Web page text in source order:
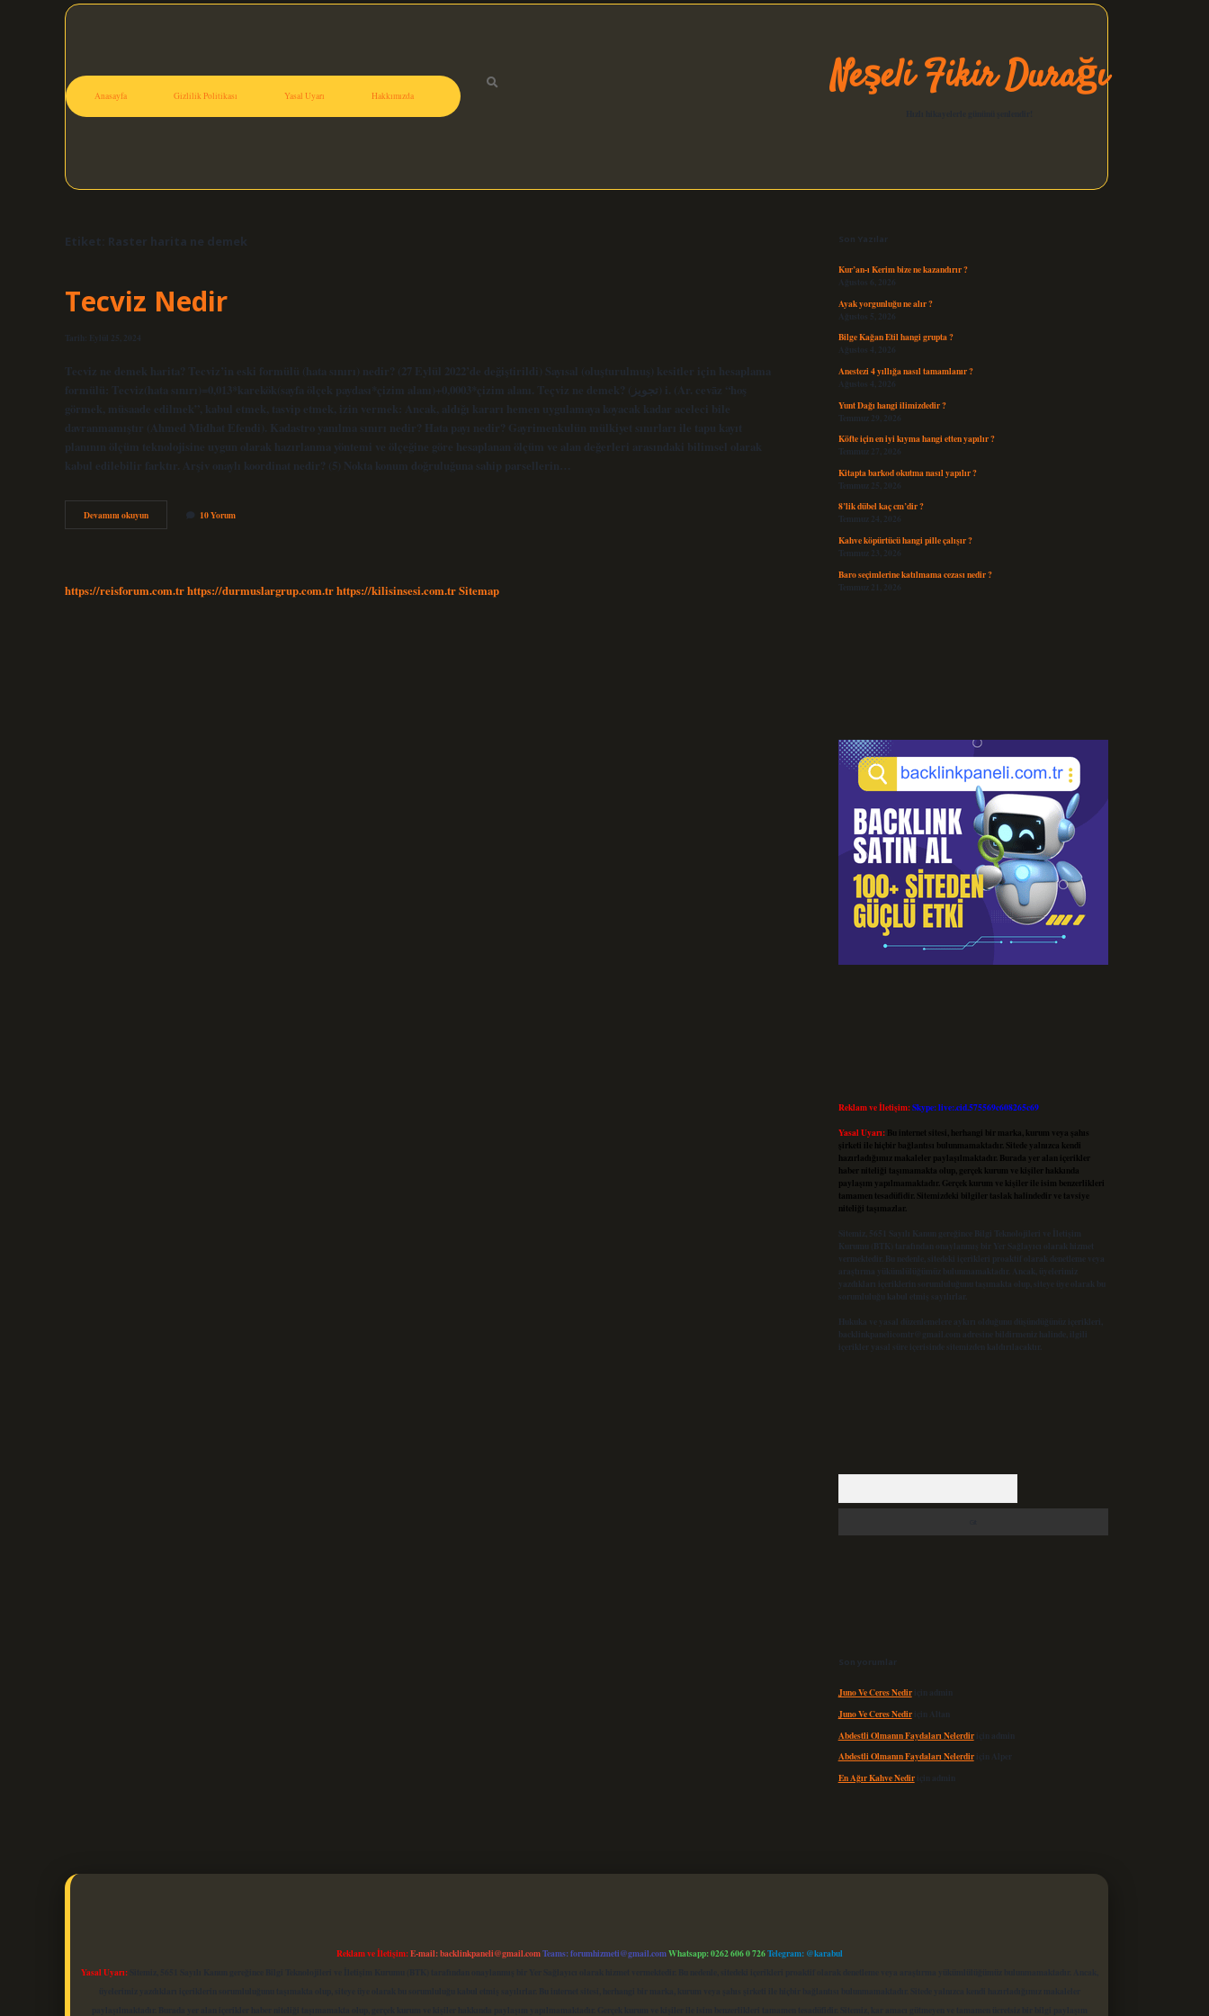
Anasayfa Gizlilik Politikası Yasal Uyarı Hakkımızda Neşeli Fikir Durağı
Etiket: Raster harita ne demek
Tecviz Nedir
Tarih: Eylül 25, 2024
Tecviz ne demek harita? Tecviz’in eski formülü (hata sınırı) nedir? (27 Eylül 2022’de değiştirildi) Sayısal (oluşturulmuş) kesitler için hesaplama
formülü: Tecviz(hata sınırı)=0,013*karekök(sayfa ölçek paydası*çizim alanı)+0,0003*çizim alanı. Teçviz ne demek? (ﺗﺠﻮﻳﺰ) i. (Ar. cevāz “hoş
görmek, müsaade edilmek”, kabul etmek, tasvip etmek, izin vermek: Ancak, aldığı kararı hemen uygulamaya koyacak kadar aceleci bile
davranmamıştır (Ahmed Midhat Efendi). Kadastro yanılma sınırı nedir? Hata payı nedir? Gayrimenkulün mülkiyet sınırları ile tapu kayıt
planının ölçüm teknolojisine uygun olarak hazırlanma yöntemi ve ölçeğine göre hesaplanan ölçüm ve alan değerleri arasındaki bilimsel olarak
kabul edilebilir farktır. Arşiv onaylı koordinat nedir? (5) Nokta konum doğruluğuna sahip parsellerin…
Devamını okuyunTecviz
Nedir
10 Yorum
https://reisforum.com.trhttps://durmuslargrup.com.trhttps://kilisinsesi.com.trSitemap
Son Yazılar
Kur’an-ı Kerim bize ne kazandırır ?
Ağustos 6, 2026
Ayak yorgunluğu ne alır ?
Ağustos 5, 2026
Bilge Kağan Etil hangi grupta ?
Ağustos 4, 2026
Anestezi 4 yıllığa nasıl tamamlanır ?
Ağustos 4, 2026
Yunt Dağı hangi ilimizdedir ?
Temmuz 29, 2026
Köfte için en iyi kıyma hangi etten yapılır ?
Temmuz 27, 2026
Kitapta barkod okutma nasıl yapılır ?
Temmuz 25, 2026
8’lik dübel kaç cm’dir ?
Temmuz 24, 2026
Kahve köpürtücü hangi pille çalışır ?
Temmuz 23, 2026
Baro seçimlerine katılmama cezası nedir ?
Temmuz 21, 2026
Reklam ve İletişim:Skype: live:.cid.575569c608265c69
Yasal Uyarı: Bu internet sitesi, herhangi bir marka, kurum veya şahıs
şirketi ile hiçbir bağlantısı bulunmamaktadır. Sitede yalnızca kendi
hazırladığımız makaleler paylaşılmaktadır. Burada yer alan içerikler
haber niteliği taşımamakta olup, gerçek kurum ve kişiler hakkında
paylaşım yapılmamaktadır. Gerçek kurum ve kişiler ile isim benzerlikleri
tamamen tesadüfidir. Sitemizdeki bilgiler taslak halindedir ve tavsiye
niteliği taşımazlar.
Sitemiz, 5651 Sayılı Kanun gereğince Bilgi Teknolojileri ve İletişim
Kurumu (BTK) tarafından onaylanmış bir Yer Sağlayıcı olarak hizmet
vermektedir. Bu nedenle, sitedeki içerikleri proaktif olarak denetleme veya
araştırma yükümlülüğümüz bulunmamaktadır. Ancak, üyelerimiz
yazdıkları içeriklerin sorumluluğunu taşımakta olup, siteye üye olarak bu
sorumluluğu kabul etmiş sayılırlar.
Hukuka ve yasal düzenlemelere aykırı olduğunu düşündüğünüz içerikleri,
backlinkpanelicomtr@gmail.com adresine bildirmeniz halinde, ilgili
içerikler yasal süre içerisinde sitemizden kaldırılacaktır.
Son yorumlar
Juno Ve Ceres Nediriçin admin
Juno Ve Ceres Nediriçin Altan
Abdestli Olmanın Faydaları Nelerdiriçin admin
Abdestli Olmanın Faydaları Nelerdiriçin Alper
En Ağır Kahve Nediriçin admin
Reklam ve İletişim:E-mail:backlinkpaneli@gmail.comTeams:forumhizmeti@gmail.comWhatsapp: 0262 606 0 726Telegram: @karabul
Yasal Uyarı:Sitemiz, 5651 Sayılı Kanun gereğince Bilgi Teknolojileri ve İletişim Kurumu (BTK) tarafından onaylanmış bir Yer Sağlayıcı olarak hizmet vermektedir. Bu nedenle, sitedeki içerikleri proaktif olarak denetleme veya araştırma yükümlülüğümüz bulunmamaktadır. Ancak,